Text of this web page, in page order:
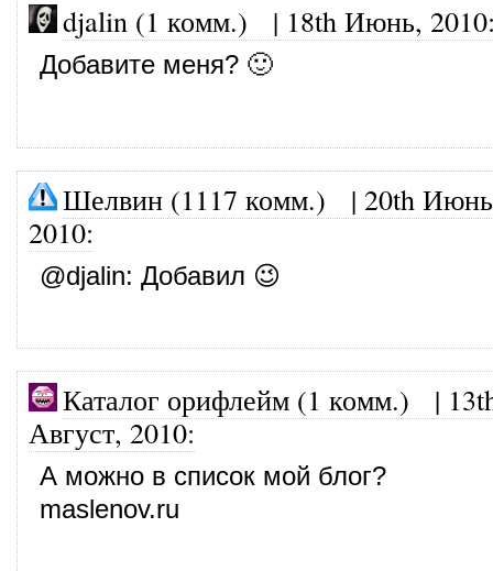
djalin (1 комм.) | 18th Июнь, 2010
Добавите меня? 🙂
Шелвин (1117 комм.) | 20th
2010:
@djalin: Добавил 😉
Каталог орифлейм (1 комм.) |
Август, 2010:
А можно в список мой блог?
maslenov.ru